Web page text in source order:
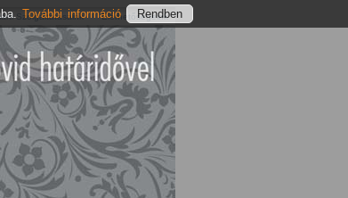
Szolgáltatásaink Elérhetőségeink
További információ